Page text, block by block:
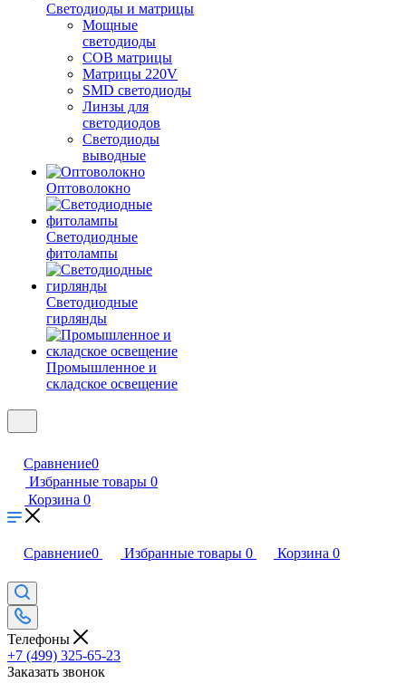
Светодиоды и матрицы
Мощные
светодиоды
COB матрицы
Матрицы 220V
SMD светодиоды
Линзы для
светодиодов
Светодиоды
выводные
Оптоволокно
Светодиодные
фитолампы
Светодиодные
гирлянды
Промышленное и
складское освещение
Сравнение0
Избранные товары 0
Корзина 0
Сравнение0 Избранные товары 0 Корзина 0
Телефоны
+7 (499) 325-65-23
Заказать звонок